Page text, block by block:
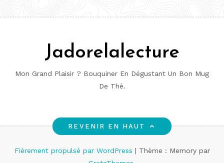
Jadorelalecture
Mon Grand Plaisir ? Bouquiner En Dégustant Un Bon Mug
De Thé.
REVENIR EN HAUT
Fièrement propulsé par WordPress | Thème : Memory par